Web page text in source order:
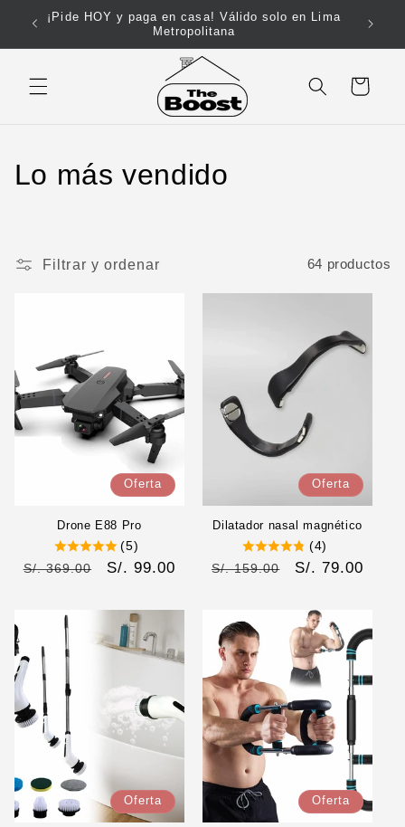
directamente
¡Envío GRATIS por compras mayores a S/. 199!
Carrito
C
i
ó
Lo más vendido
Filtrar y ordenar 64 productos
Oferta
Drone E88 Pro
(5)
Precio
S/. 369.00
Precio
oferta
S/. 99.00
Oferta
Dilatador nasal magnético
(4)
Precio
S/. 159.00
Precio
oferta
S/. 79.00
Oferta Oferta